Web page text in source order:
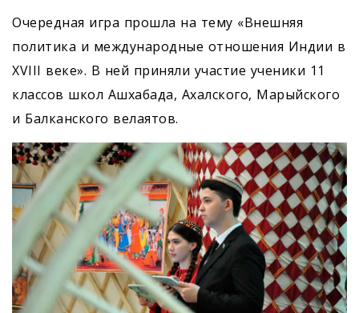
Очередная игра прошла на тему «Внешняя
политика и международные отношения Индии в
XVIII веке». В ней приняли участие ученики 11
классов школ Ашхабада, Ахалского, Марыйского
и Балканского велаятов.